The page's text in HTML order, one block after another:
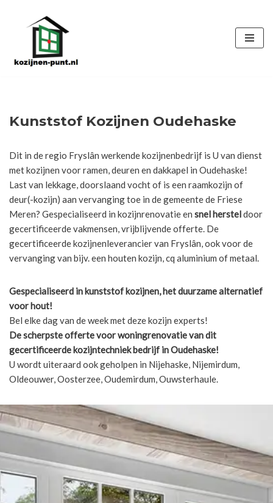
de
Kunststof Kozijnen Oudehaske
Dit in de regio Fryslân werkende kozijnenbedrijf is U van dienst
met kozijnen voor ramen, deuren en dakkapel in Oudehaske!
Last van lekkage, doorslaand vocht of is een raamkozijn of
deur(-kozijn) aan vervanging toe in de gemeente de Friese
Meren? Gespecialiseerd in kozijnrenovatie en snel hersteldoor
gecertificeerde vakmensen, vrijblijvende offerte. De
gecertificeerde kozijnenleverancier van Fryslân, ook voor de
vervanging van bijv. een houten kozijn, cq aluminium of metaal.
Gespecialiseerd in kunststof kozijnen, het duurzame alternatief
voor hout!
Bel elke dag van de week met deze kozijn experts!
De scherpsteofferte voor woningrenovatie van dit
gecertificeerde kozijntechniek bedrijf in Oudehaske!
U wordt uiteraard ook geholpen in Nijehaske, Nijemirdum,
Oldeouwer, Oosterzee, Oudemirdum, Ouwsterhaule.